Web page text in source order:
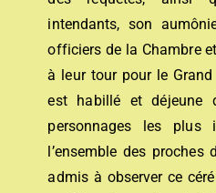
intendants, son
officiers de la Chambre
à leur tour pour le
est habillé et déjeune
personnages les plus
l’ensemble des proches
admis à observer ce